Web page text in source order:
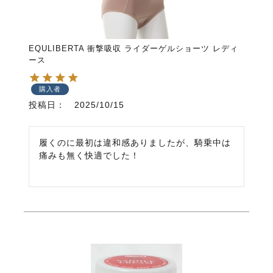
EQULIBERTA 衝撃吸収 ライダーゲルショーツ レディ
ース
購入者
投稿日 2025/10/15
履くのに最初は違和感ありましたが、騎乗中は
痛みも無く快適でした！